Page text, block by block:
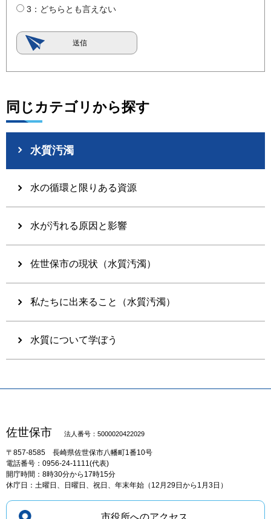
3：どちらとも言えない
同じカテゴリから探す
水質汚濁
水の循環と限りある資源
水が汚れる原因と影響
佐世保市の現状（水質汚濁）
私たちに出来ること（水質汚濁）
水質について学ぼう
佐世保市 法人番号：5000020422029
〒857-8585 長崎県佐世保市八幡町1番10号
電話番号：0956-24-1111(代表)
開庁時間：8時30分から17時15分
休庁日：土曜日、日曜日、祝日、年末年始（12月29日から1月3日）